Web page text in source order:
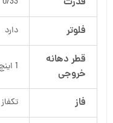
فلوتر دارد
قطر دهانه
خروجی
1 اینچ
فاز تکفاز